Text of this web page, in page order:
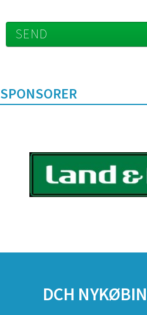
SEND
SPONSORER
DCH